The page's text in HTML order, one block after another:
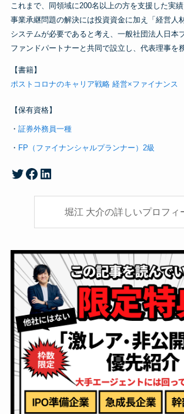
これまで、同領域に200名以上の方を支援した実績
事業承継問題の解決には投資資金に加え「経営人
システムが必要であると考え、一般社団法人日本
ファンドパートナーと共同で設立し、代表理事を
【書籍】
ポストコロナのキャリア戦略経営×ファイナンス
【保有資格】
・ 証券外務員一種
・ FP（ファイナンシャルプランナー）2級
堀江大介のTwitterアカウントFacebook
LinkedIn
堀江 大介の詳しいプロフィ